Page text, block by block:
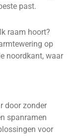
past.
raam hoort?
op
noordkant, waar
door zonder
spanramen
voor